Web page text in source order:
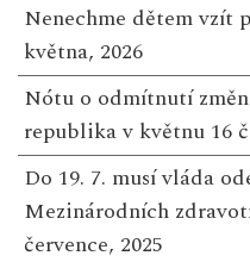
Nenechme dětem vzít
května, 2026
Nótu o odmítnutí
republika v květnu 16
Do 19. 7. musí vláda
Mezinárodních
července, 2025